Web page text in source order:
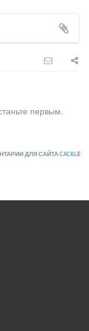
первым.
ДЛЯ САЙТАCACKLE